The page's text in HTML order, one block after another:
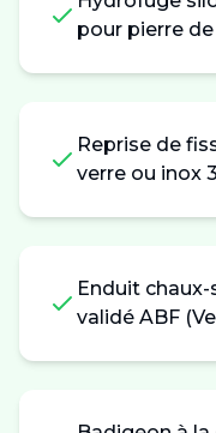
pour pierre
Reprise de
verre ou inox
Enduit
validé ABF